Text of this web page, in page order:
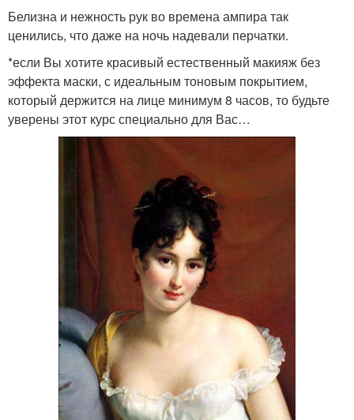
Белизна и нежность рук во времена ампира так
ценились, что даже на ночь надевали перчатки.
*если Вы хотите красивый естественный макияж без
эффекта маски, с идеальным тоновым покрытием,
который держится на лице минимум 8 часов, то будьте
уверены этот курс специально для Вас…